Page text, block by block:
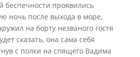
беспечности проявились
ночь после выхода в море,
на борту незваного гостя
сказать, она сама себя
с полки на спящего Вадима